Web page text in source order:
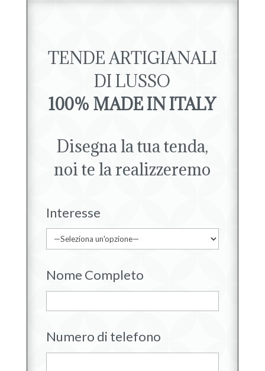
TENDE ARTIGIANALI
DI LUSSO
100% MADE IN ITALY
Disegna la tua tenda,
noi te la realizzeremo
Interesse
Nome Completo
Numero di telefono